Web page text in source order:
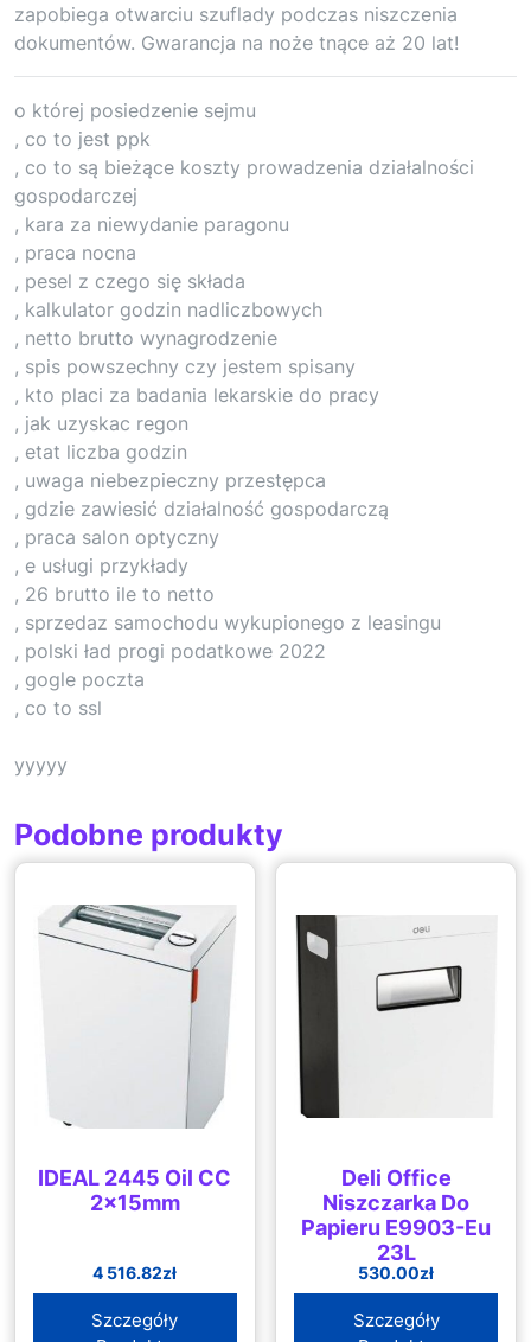
zapobiega otwarciu szuflady podczas niszczenia
dokumentów. Gwarancja na noże tnące aż 20 lat!
o której posiedzenie sejmu
, co to jest ppk
, co to są bieżące koszty prowadzenia działalności
gospodarczej
, kara za niewydanie paragonu
, praca nocna
, pesel z czego się składa
, kalkulator godzin nadliczbowych
, netto brutto wynagrodzenie
, spis powszechny czy jestem spisany
, kto placi za badania lekarskie do pracy
, jak uzyskac regon
, etat liczba godzin
, uwaga niebezpieczny przestępca
, gdzie zawiesić działalność gospodarczą
, praca salon optyczny
, e usługi przykłady
, 26 brutto ile to netto
, sprzedaz samochodu wykupionego z leasingu
, polski ład progi podatkowe 2022
, gogle poczta
, co to ssl
yyyyy
Podobne produkty
IDEAL 2445 Oil CC
2x15mm
4 516.82zł
Szczegóły
Deli Office
Niszczarka Do
Papieru E9903-Eu
23L
530.00zł
Szczegóły